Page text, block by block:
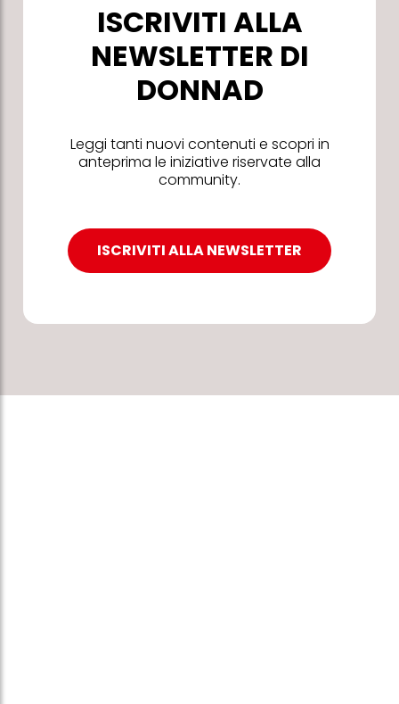
ISCRIVITI ALLA
NEWSLETTER DI
DONNAD
Leggi tanti nuovi contenuti e scopri in
anteprima le iniziative riservate alla
community.
ISCRIVITI ALLA NEWSLETTER